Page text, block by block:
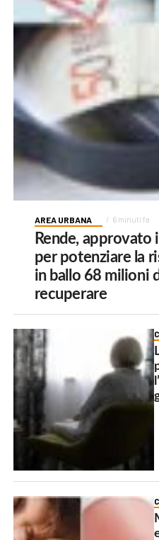
AREA URBANA 6 minuti fa
Rende, approvato
per potenziare la
in ballo 68 milioni
recuperare